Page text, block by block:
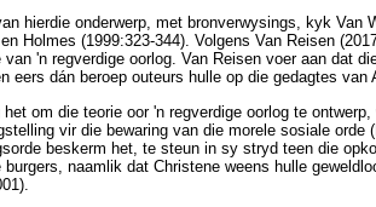
hierdie onderwerp, met bronverwysings, kyk Van
Holmes (1999:323-344). Volgens Van Reisen
'n regverdige oorlog. Van Reisen voer aan dat
eers dán beroep outeurs hulle op die gedagtes van
om die teorie oor 'n regverdige oorlog te
vir die bewaring van die morele sosiale
beskerm het, te steun in sy stryd teen die
naamlik dat Christene weens hulle